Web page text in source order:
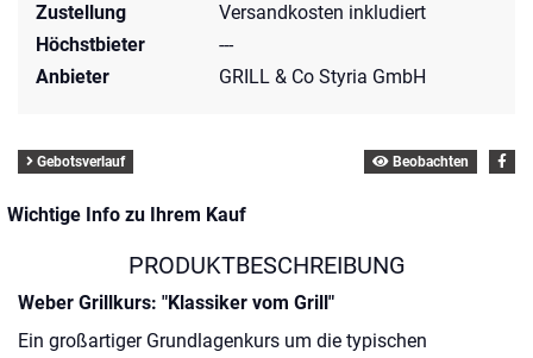
Zustellung
Versandkosten inkludiert
Höchstbieter
---
Anbieter
GRILL & Co Styria GmbH
Gebotsverlauf Beobachten
Wichtige Info zu Ihrem Kauf
PRODUKTBESCHREIBUNG
Weber Grillkurs: "Klassiker vom Grill"
Ein großartiger Grundlagenkurs um die typischen